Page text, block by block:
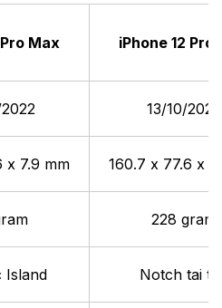
Max iPhone 12 Pro
13/10/2020
x 7.9 mm 160.7 x 77.6 x
228 gram
Island Notch tai